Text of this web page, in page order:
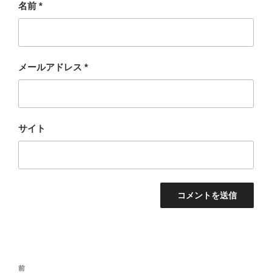
名前 *
メールアドレス *
サイト
投
過
前